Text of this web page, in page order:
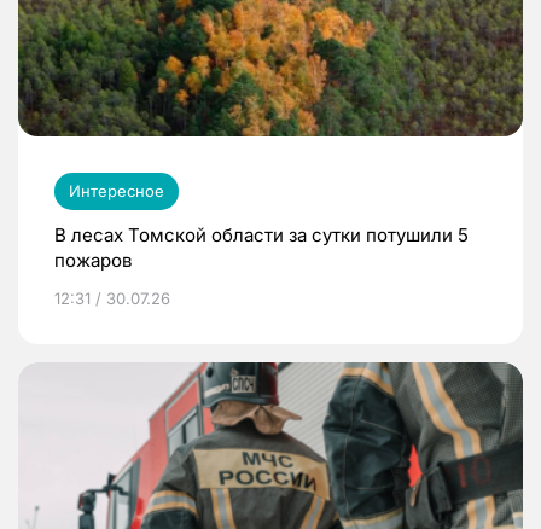
Интересное
В лесах Томской области за сутки потушили 5
пожаров
12:31 / 30.07.26